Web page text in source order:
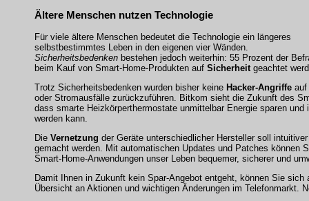
Ältere Menschen nutzen Technologie
Für viele ältere Menschen bedeutet die Technologie ein längeres
selbstbestimmtes Leben in den eigenen vier Wänden.
Sicherheitsbedenken bestehen jedoch weiterhin: 55 Prozent der
beim Kauf von Smart-Home-Produkten auf Sicherheit geachtet
Trotz Sicherheitsbedenken wurden bisher keine Hacker-Angriffe auf
oder Stromausfälle zurückzuführen. Bitkom sieht die Zukunft des
dass smarte Heizkörperthermostate unmittelbar Energie sparen
werden kann.
Die Vernetzung der Geräte unterschiedlicher Hersteller soll
gemacht werden. Mit automatischen Updates und Patches können
Smart-Home-Anwendungen unser Leben bequemer, sicherer und
Damit Ihnen in Zukunft kein Spar-Angebot entgeht, können Sie sich
Übersicht an Aktionen und wichtigen Änderungen im Telefonmarkt.